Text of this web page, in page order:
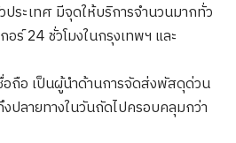
ระเทศ มีจุดให้บริการจำนวนมากทั่ว
ร์ 24 ชั่วโมงในกรุงเทพฯ และ
อถือ เป็นผู้นำด้านการจัดส่งพัสดุด่วน
ปลายทางในวันถัดไปครอบคลุมกว่า